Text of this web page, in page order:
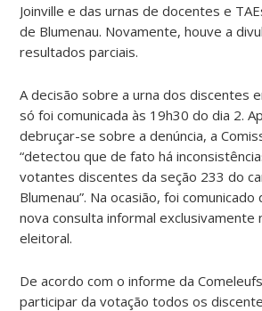
Joinville e das urnas de docentes e
de Blumenau. Novamente, houve a
resultados parciais.
A decisão sobre a urna dos discentes
só foi comunicada às 19h30 do dia 2.
debruçar-se sobre a denúncia, a
“detectou que de fato há
votantes discentes da seção 233 do
Blumenau”. Na ocasião, foi comunicado
nova consulta informal exclusivamente
eleitoral.
De acordo com o informe da
participar da votação todos os